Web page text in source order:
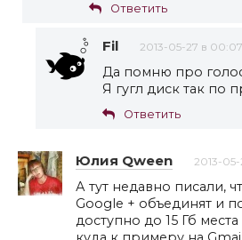
Ответить
Fil 2013-05-27 в 00:07
Да помню про
Я гугл диск так по
Ответить
Юлия Qween 2013-05-
А тут недавно писали,
Google + объединят и
доступно до 15 Гб